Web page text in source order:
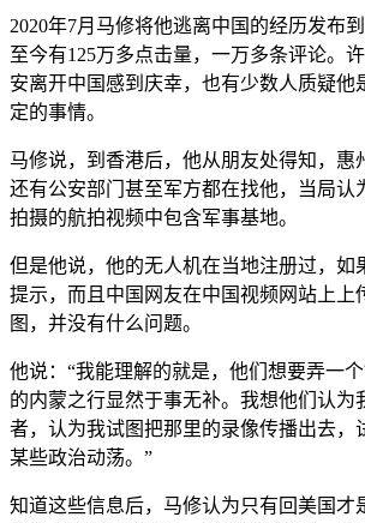
2020年7月马修将他逃离中国的经历发布
至今有125万多点击量，一万多条评论。
安离开中国感到庆幸，也有少数人质疑他
定的事情。
马修说，到香港后，他从朋友处得知，惠
还有公安部门甚至军方都在找他，当局认
拍摄的航拍视频中包含军事基地。
但是他说，他的无人机在当地注册过，如
提示，而且中国网友在中国视频网站上上
图，并没有什么问题。
他说：“我能理解的就是，他们想要弄一
的内蒙之行显然于事无补。我想他们认为
者，认为我试图把那里的录像传播出去，
某些政治动荡。”
知道这些信息后，马修认为只有回美国才